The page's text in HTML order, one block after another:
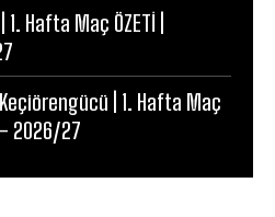
Hafta Maç ÖZETİ |
| 1. Hafta Maç
– 2026/27